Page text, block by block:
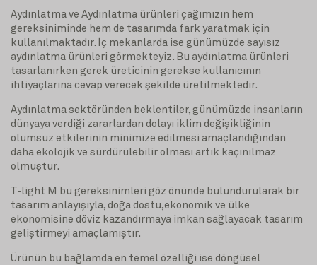
Aydınlatma ve Aydınlatma ürünleri çağımızın hem
gereksiniminde hem de tasarımda fark yaratmak için
kullanılmaktadır. İç mekanlarda ise günümüzde sayısız
aydınlatma ürünleri görmekteyiz. Bu aydınlatma ürünleri
tasarlanırken gerek üreticinin gerekse kullanıcının
ihtiyaçlarına cevap verecek şekilde üretilmektedir.
Aydınlatma sektöründen beklentiler, günümüzde insanların
dünyaya verdiği zararlardan dolayı iklim değişikliğinin
olumsuz etkilerinin minimize edilmesi amaçlandığından
daha ekolojik ve sürdürülebilir olması artık kaçınılmaz
olmuştur.
T-light M bu gereksinimleri göz önünde bulundurularak bir
tasarım anlayışıyla, doğa dostu,ekonomik ve ülke
ekonomisine döviz kazandırmaya imkan sağlayacak tasarım
geliştirmeyi amaçlamıştır.
Ürünün bu bağlamda en temel özelliği ise döngüsel